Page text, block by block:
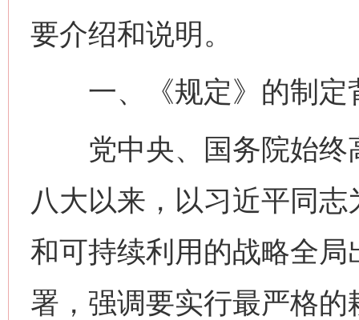
要介绍和说明。
一、《规定》的制定
党中央、国务院始终
八大以来，以习近平同
和可持续利用的战略全
署，强调要实行最严格的